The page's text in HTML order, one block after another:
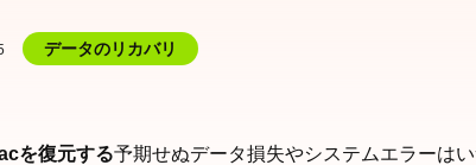
データのリカバリ
を復元する予期せぬデータ損失やシステムエラーは